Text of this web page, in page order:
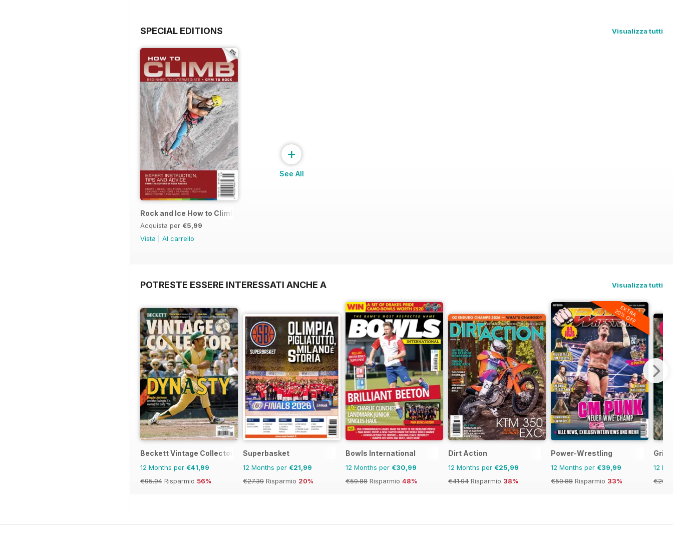
SPECIAL EDITIONS Visualizza tutti
Rock and Ice How to Climb
Acquista per €5,99
Vista
Al carrello
+
See All
POTRESTE ESSERE INTERESSATI ANCHE A Visualizza tutti
Beckett Vintage Collector Magazine
12 Months per €41,99
€95.94 Risparmio 56%
Superbasket
12 Months per €21,99
€27.39 Risparmio 20%
Bowls International
12 Months per €30,99
€59.88 Risparmio 48%
Dirt Action
12 Months per €25,99
€41.94 Risparmio 38%
EXTRA
20% OFF
Power-Wrestling
12 Months per €39,99
€59.88 Risparmio 33%
12